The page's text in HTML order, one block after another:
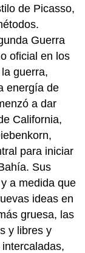
de Picasso,
Guerra
oficial en los
guerra,
energía de
a dar
California,
para iniciar
Sus
a medida que
ideas en
gruesa, las
y libres y